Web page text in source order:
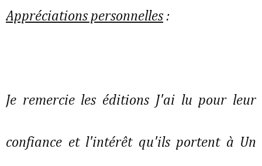
Appréciations personnelles :
Je remercie les éditions J'ai lu pour leur
confiance et l'intérêt qu'ils portent à Un